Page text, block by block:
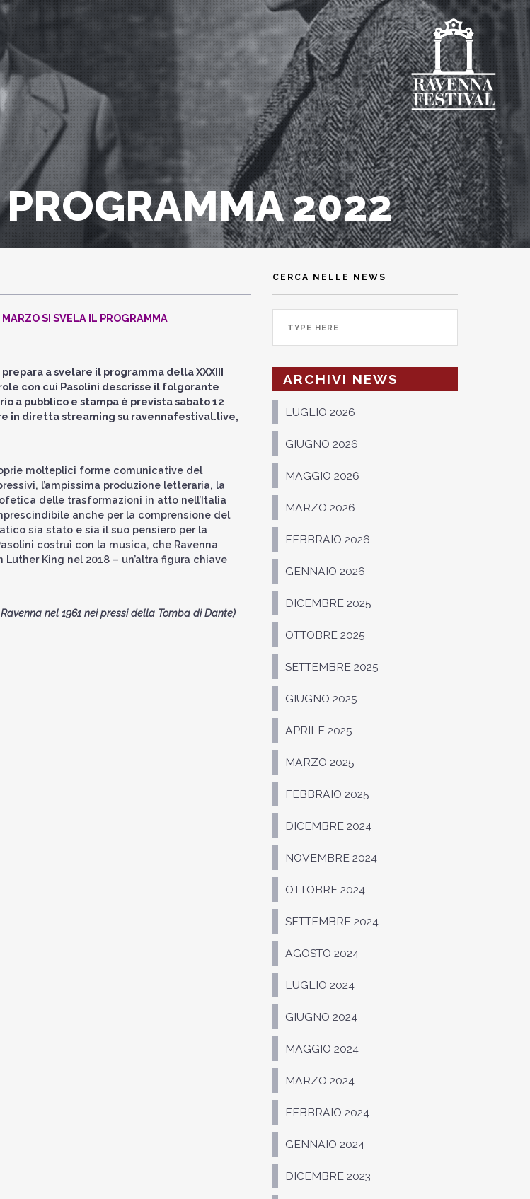
2022
SI SVELA IL PROGRAMMA
a svelare il programma della XXXIII
con cui Pasolini descrisse il folgorante
a pubblico e stampa è prevista sabato 12
in diretta streaming su ravennafestival.live,
molteplici forme comunicative del
l’ampissima produzione letteraria, la
delle trasformazioni in atto nell’Italia
anche per la comprensione del
sia stato e sia il suo pensiero per la
costruì con la musica, che Ravenna
King nel 2018 – un’altra figura chiave
nel 1961 nei pressi della Tomba di Dante)
CERCA NELLE NEWS
ARCHIVI NEWS
LUGLIO 2026
GIUGNO 2026
MAGGIO 2026
MARZO 2026
FEBBRAIO 2026
GENNAIO 2026
DICEMBRE 2025
OTTOBRE 2025
SETTEMBRE 2025
GIUGNO 2025
APRILE 2025
MARZO 2025
FEBBRAIO 2025
DICEMBRE 2024
NOVEMBRE 2024
OTTOBRE 2024
SETTEMBRE 2024
AGOSTO 2024
LUGLIO 2024
GIUGNO 2024
MAGGIO 2024
MARZO 2024
FEBBRAIO 2024
GENNAIO 2024
DICEMBRE 2023